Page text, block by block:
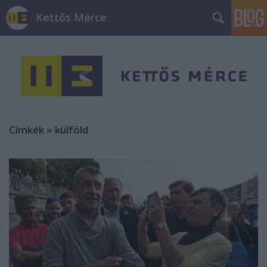
Kettős Mérce
Címkék » külföld